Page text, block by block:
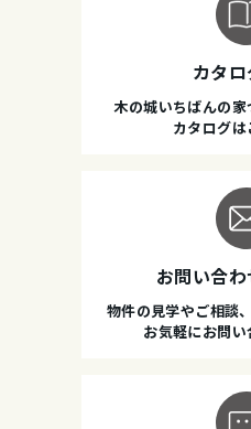
カタ
木の城いちばんの
カタログは
お問い合
物件の見学やご相談
お気軽にお問